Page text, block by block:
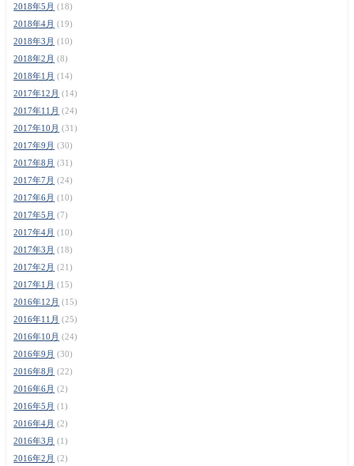
2018年5月 (18)
2018年4月 (19)
2018年3月 (10)
2018年2月 (8)
2018年1月 (14)
2017年12月 (14)
2017年11月 (24)
2017年10月 (31)
2017年9月 (30)
2017年8月 (31)
2017年7月 (24)
2017年6月 (10)
2017年5月 (7)
2017年4月 (10)
2017年3月 (18)
2017年2月 (21)
2017年1月 (15)
2016年12月 (15)
2016年11月 (25)
2016年10月 (24)
2016年9月 (30)
2016年8月 (22)
2016年6月 (2)
2016年5月 (1)
2016年4月 (2)
2016年3月 (1)
2016年2月 (2)